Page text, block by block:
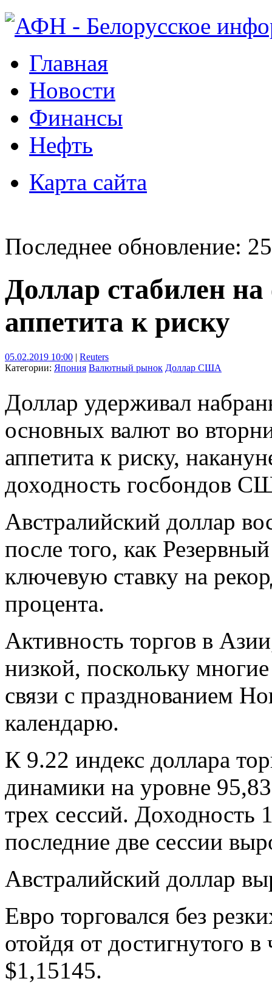
Главная
Новости
Финансы
Нефть
Карта сайта
Последнее обновление:
Доллар стабилен
аппетита к риску
05.02.2019 10:00 | Reuters
Категории: Япония Валютный рынок Доллар США
Доллар удерживал
основных валют во
аппетита к риску,
доходность госбондов
Австралийский доллар
после того, как
ключевую ставку на
процента.
Активность торгов в
низкой, поскольку
связи с празднованием
календарю.
К 9.22 индекс доллара
динамики на уровне
трех сессий.
последние две сессии
Австралийский доллар
Евро торговался без
отойдя от достигнутого в
$1,15145.